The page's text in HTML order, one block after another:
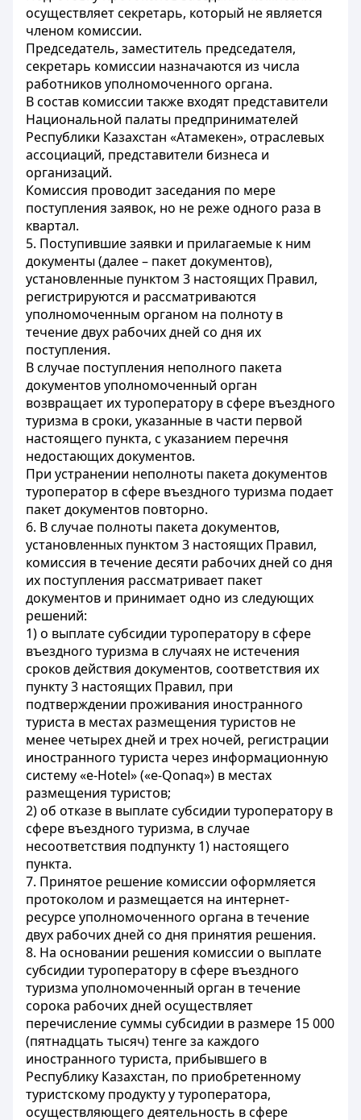
осуществляет секретарь, который не является
членом комиссии.
Председатель, заместитель председателя,
секретарь комиссии назначаются из числа
работников уполномоченного органа.
В состав комиссии также входят представители
Национальной палаты предпринимателей
Республики Казахстан «Атамекен», отраслевых
ассоциаций, представители бизнеса и
организаций.
Комиссия проводит заседания по мере
поступления заявок, но не реже одного раза в
квартал.
5. Поступившие заявки и прилагаемые к ним
документы (далее – пакет документов),
установленные пунктом 3 настоящих Правил,
регистрируются и рассматриваются
уполномоченным органом на полноту в
течение двух рабочих дней со дня их
поступления.
В случае поступления неполного пакета
документов уполномоченный орган
возвращает их туроператору в сфере въездного
туризма в сроки, указанные в части первой
настоящего пункта, с указанием перечня
недостающих документов.
При устранении неполноты пакета документов
туроператор в сфере въездного туризма подает
пакет документов повторно.
6. В случае полноты пакета документов,
установленных пунктом 3 настоящих Правил,
комиссия в течение десяти рабочих дней со дня
их поступления рассматривает пакет
документов и принимает одно из следующих
решений:
1) о выплате субсидии туроператору в сфере
въездного туризма в случаях не истечения
сроков действия документов, соответствия их
пункту 3 настоящих Правил, при
подтверждении проживания иностранного
туриста в местах размещения туристов не
менее четырех дней и трех ночей, регистрации
иностранного туриста через информационную
систему «е-Hotel» («е-Qonaq») в местах
размещения туристов;
2) об отказе в выплате субсидии туроператору в
сфере въездного туризма, в случае
несоответствия подпункту 1) настоящего
пункта.
7. Принятое решение комиссии оформляется
протоколом и размещается на интернет-
ресурсе уполномоченного органа в течение
двух рабочих дней со дня принятия решения.
8. На основании решения комиссии о выплате
субсидии туроператору в сфере въездного
туризма уполномоченный орган в течение
сорока рабочих дней осуществляет
перечисление суммы субсидии в размере 15 000
(пятнадцать тысяч) тенге за каждого
иностранного туриста, прибывшего в
Республику Казахстан, по приобретенному
туристскому продукту у туроператора,
осуществляющего деятельность в сфере